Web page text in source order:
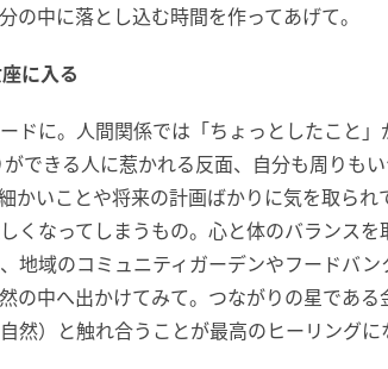
の中に落とし込む時間を作ってあげて。
に入る
ドに。人間関係では「ちょっとしたこと
できる人に惹かれる反面、自分も周りも
かいことや将来の計画ばかりに気を取ら
くなってしまうもの。心と体のバランス
地域のコミュニティガーデンやフードバ
の中へ出かけてみて。つながりの星であ
然）と触れ合うことが最高のヒーリングに